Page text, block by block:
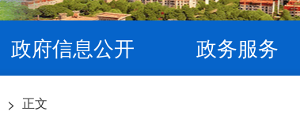
政府信息公开 政务服务
> 正文